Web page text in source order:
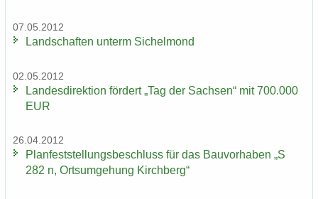
07.05.2012
Land­schaf­ten un­term Si­chel­mond
02.05.2012
Lan­des­di­rek­ti­on för­dert „Tag der Sach­sen“ mit 700.000
EUR
26.04.2012
Plan­fest­stel­lungs­be­schluss für das Bau­vor­ha­ben „S
282 n, Orts­um­ge­hung Kirch­berg“